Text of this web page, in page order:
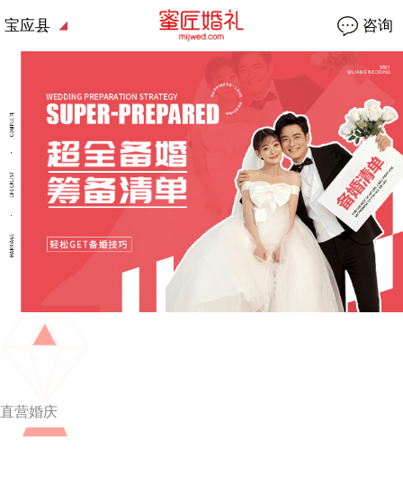
宝应县 咨询
直营婚庆